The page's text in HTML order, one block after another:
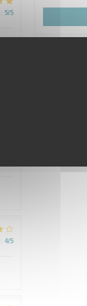
: 5/5
: 4/5